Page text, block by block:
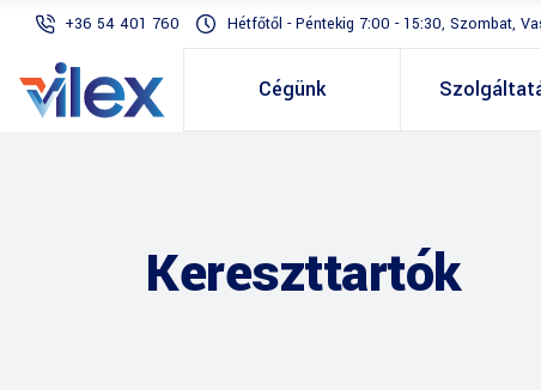
+36 54 401 760 Hétfőtől - Péntekig 7:00 - 15:30, Szombat,
Cégünk
Kereszttartók